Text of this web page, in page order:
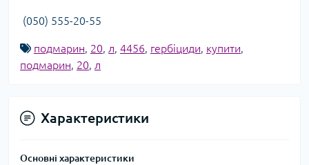
(050) 555-20-55
подмарин, 20, л, 4456, гербіциди, купити,
подмарин, 20, л
Характеристики
Основні характеристики